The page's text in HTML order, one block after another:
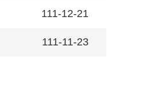
111-12-21
111-11-23